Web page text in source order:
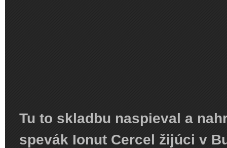
Tu to skladbu naspieval a
spevák Ionut Cercel žijúci v